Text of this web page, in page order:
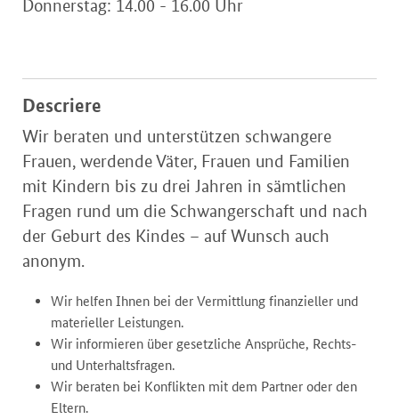
Donnerstag: 14.00 - 16.00 Uhr
Descriere
Wir beraten und unterstützen schwangere
Frauen, werdende Väter, Frauen und Familien
mit Kindern bis zu drei Jahren in sämtlichen
Fragen rund um die Schwangerschaft und nach
der Geburt des Kindes – auf Wunsch auch
anonym.
Wir helfen Ihnen bei der Vermittlung finanzieller und
materieller Leistungen.
Wir informieren über gesetzliche Ansprüche, Rechts-
und Unterhaltsfragen.
Wir beraten bei Konflikten mit dem Partner oder den
Eltern.